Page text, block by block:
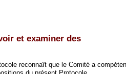
et examiner des
reconnaît que le Comité a